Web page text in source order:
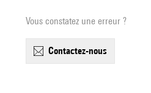
Vous constatez une erreur ?
contactez-nous